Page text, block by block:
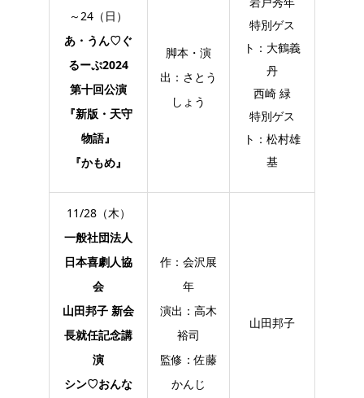
～24（日）
あ・うん♡ぐ
るーぷ2024
第十回公演
『新版・天守
物語』
『かもめ』
脚本・演
出：さとう
しょう
特別ゲス
ト：大鶴義
丹
西崎 緑
特別ゲス
ト：松村雄
基
11/28（木）
一般社団法人
日本喜劇人協
会
山田邦子 新会
長就任記念講
演
シン♡おんな
作：会沢展
年
演出：高木
裕司
監修：佐藤
かんじ
山田邦子